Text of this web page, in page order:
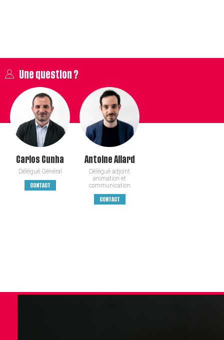
Une question ?
Carlos Cunha
Délégué Général
CONTACT
Antoine Allard
Délégué adjoint
animation et
communication
CONTACT